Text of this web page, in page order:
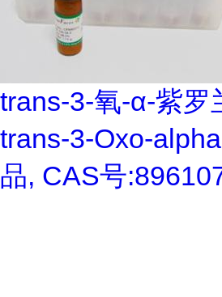
trans-3-氧-α-紫罗
trans-3-Oxo-
品, CAS号